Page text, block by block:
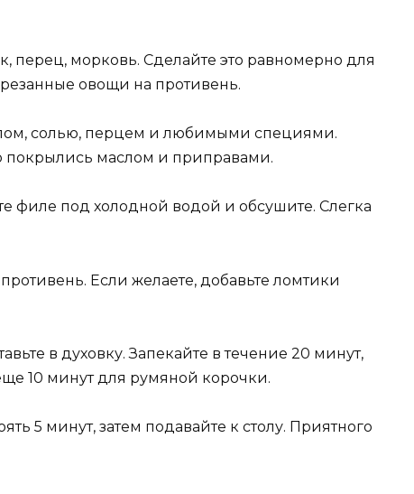
перец, морковь. Сделайте это равномерно для
овощи на противень.
солью, перцем и любимыми специями.
покрылись маслом и приправами.
филе под холодной водой и обсушите. Слегка
Если желаете, добавьте ломтики
в духовку. Запекайте в течение 20 минут,
10 минут для румяной корочки.
5 минут, затем подавайте к столу. Приятного